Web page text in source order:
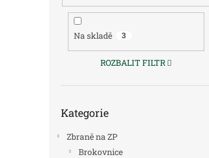
Na skladě 3
ROZBALIT FILTR
kategorie
Kategorie
Zbraně na ZP
Brokovnice